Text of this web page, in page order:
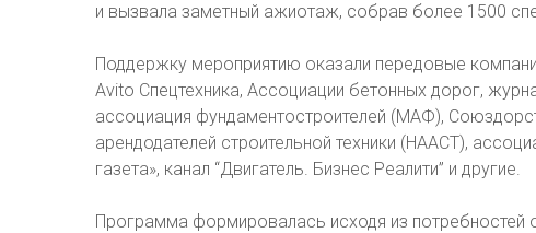
и вызвала заметный ажиотаж, собрав более 1500
Поддержку мероприятию оказали передовые
Аvito Спецтехника, Ассоциации бетонных дорог,
ассоциация фундаментостроителей (МАФ),
арендодателей строительной техники (НААСТ),
газета», канал “Двигатель. Бизнес Реалити” и другие.
Программа формировалась исходя из потребностей